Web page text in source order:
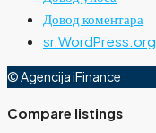
Довод коментара
sr.WordPress.org
© Agencija iFinance
Compare listings